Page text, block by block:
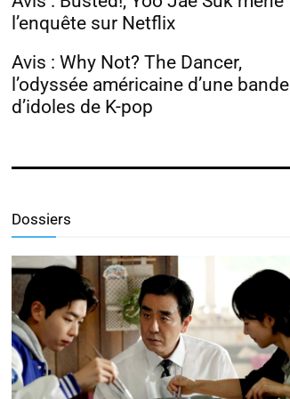
l’enquête sur Netflix
Avis : Why Not? The Dancer,
l’odyssée américaine d’une bande
d’idoles de K-pop
Dossiers